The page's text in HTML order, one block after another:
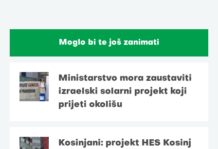
Moglo bi te još zanimati
Ministarstvo mora zaustaviti
izraelski solarni projekt koji
prijeti okolišu
Kosinjani: projekt HES Kosinj